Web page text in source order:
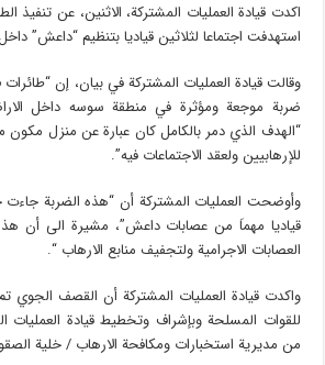
اكدت قيادة العمليات المشتركة، الاثنين، عن تنفيذ
استهدفت اجتماعا لثلاثين قياديا بتنظيم “داعش”
ضربة موجعة ومؤثرة في منطقة سوسه داخل
“الهدف الذي دمر بالكامل كان عبارة عن منزل
للإرهابيين ولعقد الاجتماعات فيه”.
قياديا مهماَ من عصابات داعش”، مشيرة الى أن
العصابات الاجرامية ولتجفيف منابع الارهاب “.
واكدت قيادة العمليات المشتركة أن القصف الجوي
للقوات المسلحة وبإشراف وتخطيط قيادة العمليات
من مديرية استخبارات ومكافحة الارهاب / خلية